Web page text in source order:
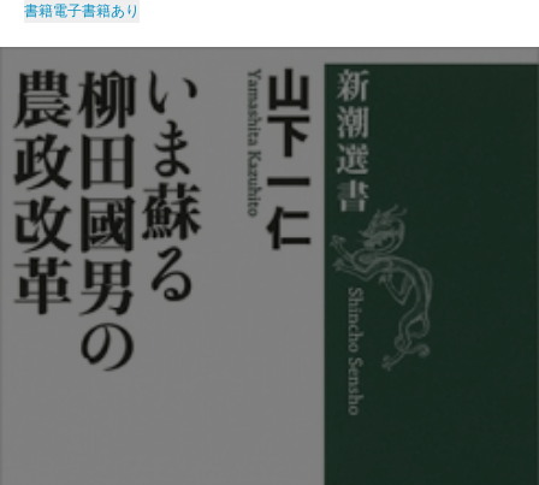
書籍電子書籍あり